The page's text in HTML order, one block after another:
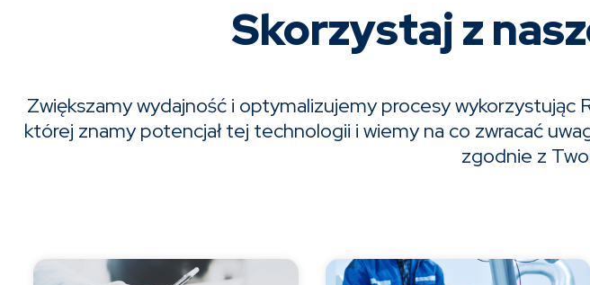
Skorzystaj z
Zwiększamy wydajność i optymalizujemy procesy wykorzystując
której znamy potencjał tej technologii i wiemy na co zwracać
zgodnie z